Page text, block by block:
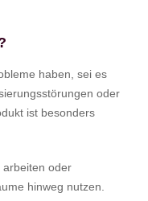
haben, sei es
oder
ist besonders
arbeiten oder
hinweg nutzen.